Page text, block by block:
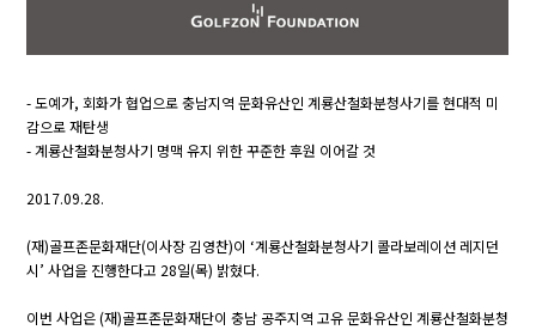
- 도예가, 회화가 협업으로 충남지역 문화유산인 계룡산철화분청사기를 현대적 미
감으로 재탄생
- 계룡산철화분청사기 명맥 유지 위한 꾸준한 후원 이어갈 것
2017.09.28.
(재)골프존문화재단(이사장 김영찬)이 ‘계룡산철화분청사기 콜라보레이션 레지던
시’ 사업을 진행한다고 28일(목) 밝혔다.
이번 사업은 (재)골프존문화재단이 충남 공주지역 고유 문화유산인 계룡산철화분청